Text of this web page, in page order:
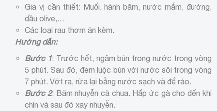
Gia vị cần thiết: Muối, hành băm, nước mắm, đường,
dầu olive,…
Các loại rau thơm ăn kèm.
Hướng dẫn:
Bước 1: Trước hết, ngâm bún trong nước trong vòng
5 phút. Sau đó, đem luộc bún với nước sôi trong vòng
7 phút. Vớt ra, rửa lại bằng nước sạch và để ráo.
Bước 2: Băm nhuyễn cà chua. Hấp ức gà cho đến khi
chín và sau đó xay nhuyễn.